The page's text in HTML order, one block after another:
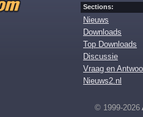
Sections:
Nieuws
Downloads
Top Downloads
Discussie
Vraag en
Nieuws2.nl
© 1999-2026